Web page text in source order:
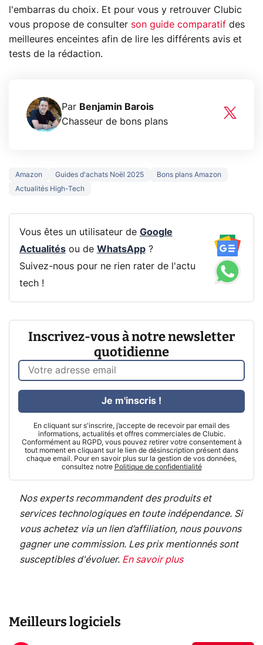
l'embarras du choix. Et pour vous y retrouver Clubic
vous propose de consulter son guide comparatif des
meilleures enceintes afin de lire les différents avis et
tests de la rédaction.
Par Benjamin Barois
Chasseur de bons plans
Amazon Guides d'achats Noël 2025
Bons plans Amazon
Actualités High-Tech
Vous êtes un utilisateur de Google
Actualitésou de WhatsApp?
Suivez-nous pour ne rien rater de l'actu
tech !
Inscrivez-vous à notre newsletter
quotidienne
En cliquant sur s'inscrire, j’accepte de recevoir par email des
informations, actualités et offres commerciales de Clubic.
Conformément au RGPD, vous pouvez retirer votre consentement à
tout moment en cliquant sur le lien de désinscription présent dans
chaque email. Pour en savoir plus sur la gestion de vos données,
consultez notre Politique de confidentialité
Je m'inscris !
Nos experts recommandent des produits et
services technologiques en toute indépendance. Si
vous achetez via un lien d’affiliation, nous pouvons
gagner une commission. Les prix mentionnés sont
susceptibles d'évoluer. En savoir plus
Meilleurs logiciels